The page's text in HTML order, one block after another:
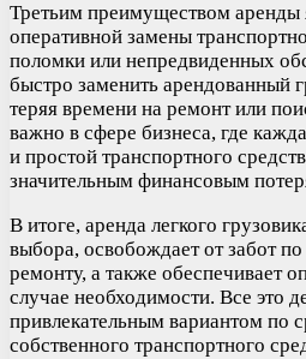
Третьим преимуществом аренды
оперативной замены
поломки или непредвиденных
быстро заменить арендованный
теряя времени на ремонт или
важно в сфере бизнеса, где
и простой транспортного
значительным финансовым
В итоге, аренда легкого
выбора, освобождает от забот
ремонту, а также обеспечивает
случае необходимости. Все это
привлекательным вариантом по
собственного транспортного